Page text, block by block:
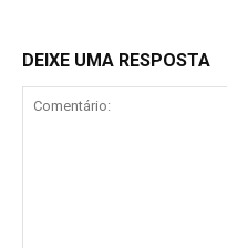
DEIXE UMA RESPOSTA